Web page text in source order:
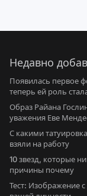
Недавно
Появилась первое
теперь ей роль
Образ Райана
уважения Еве
С какими
взяли на работу
10 звезд, которые
причины почему
Тест: Изображение